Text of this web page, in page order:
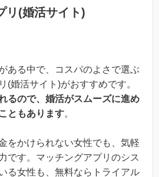
リ(婚活サイト)
ある中で、コスパのよさで選ぶ
(婚活サイト)がおすすめです。
るので、婚活がスムーズに進め
ともあります。
をかけられない女性でも、気軽
です。マッチングアプリのシス
る女性も、無料ならトライアル